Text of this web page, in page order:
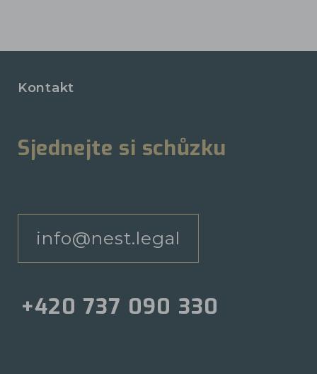
Kontakt
Sjednejte si schůzku
info@nest.legal
+420 737 090 330